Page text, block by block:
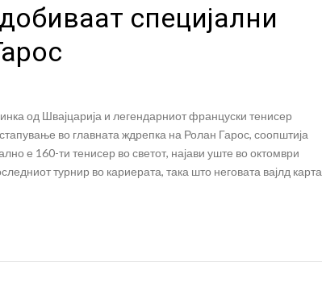
специјални
од Швајцарија и легендарниот француски тенисер
во главната ждрепка на Ролан Гарос, соопштија
е 160-ти тенисер во светот, најави уште во октомври
турнир во кариерата, така што неговата вајлд карта